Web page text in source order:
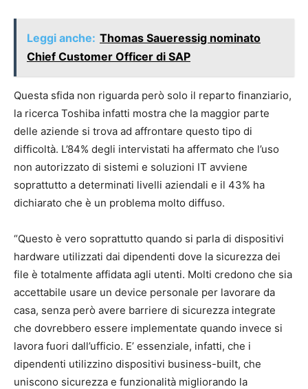
Leggi anche: Thomas Saueressig nominato
Chief Customer Officer di SAP
Questa sfida non riguarda però solo il reparto finanziario,
la ricerca Toshiba infatti mostra che la maggior parte
delle aziende si trova ad affrontare questo tipo di
difficoltà. L’84% degli intervistati ha affermato che l’uso
non autorizzato di sistemi e soluzioni IT avviene
soprattutto a determinati livelli aziendali e il 43% ha
dichiarato che è un problema molto diffuso.
“Questo è vero soprattutto quando si parla di dispositivi
hardware utilizzati dai dipendenti dove la sicurezza dei
file è totalmente affidata agli utenti. Molti credono che sia
accettabile usare un device personale per lavorare da
casa, senza però avere barriere di sicurezza integrate
che dovrebbero essere implementate quando invece si
lavora fuori dall’ufficio. E’ essenziale, infatti, che i
dipendenti utilizzino dispositivi business-built, che
uniscono sicurezza e funzionalità migliorando la